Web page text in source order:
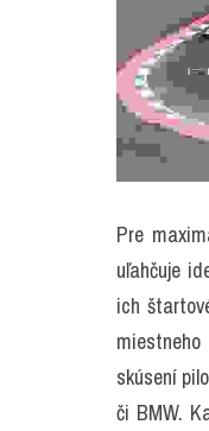
Pre
uľahčuje
ich
skúsení
či BMW.